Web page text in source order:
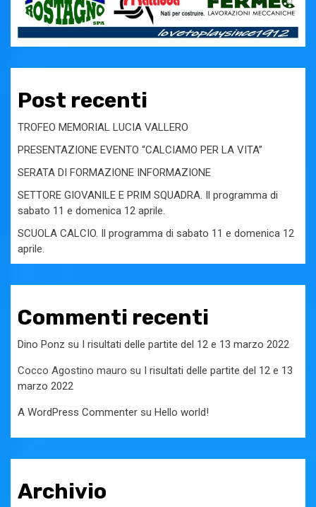
Post recenti
TROFEO MEMORIAL LUCIA VALLERO
PRESENTAZIONE EVENTO “CALCIAMO PER LA VITA”
SERATA DI FORMAZIONE INFORMAZIONE
SETTORE GIOVANILE E PRIM SQUADRA. Il programma di
sabato 11 e domenica 12 aprile.
SCUOLA CALCIO. Il programma di sabato 11 e domenica 12
aprile.
Commenti recenti
Dino Ponz su I risultati delle partite del 12 e 13 marzo 2022
Cocco Agostino mauro su I risultati delle partite del 12 e 13
marzo 2022
A WordPress Commenter su Hello world!
Archivio